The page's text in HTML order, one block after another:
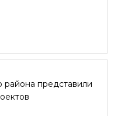
района представили